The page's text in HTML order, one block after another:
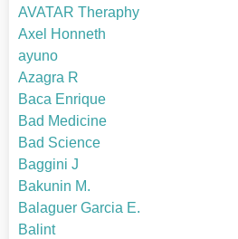
AVATAR Theraphy
Axel Honneth
ayuno
Azagra R
Baca Enrique
Bad Medicine
Bad Science
Baggini J
Bakunin M.
Balaguer Garcia E.
Balint